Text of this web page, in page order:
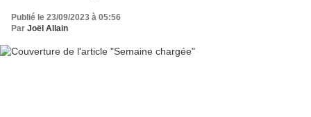
Publié le 23/09/2023 à 05:56
Par Joël Allain